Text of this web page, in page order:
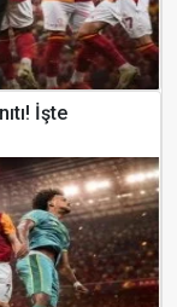
İşte